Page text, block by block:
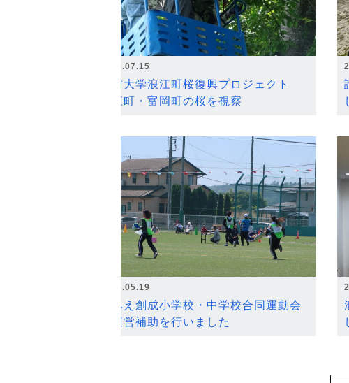
2026.07.15
弘前大学浪江町桜復興プロジェクト
浪江町・富岡町の桜を視察
2026.05.19
なみえ創成小学校・中学校合同運動会
の運営補助を行いました